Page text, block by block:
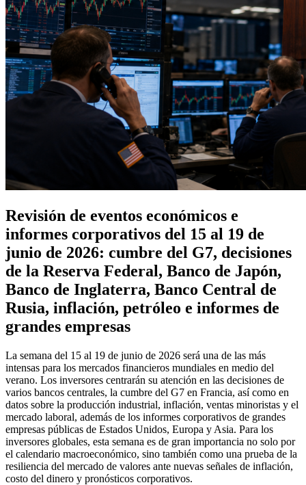
Revisión de eventos económicos e
informes corporativos del 15 al 19 de
junio de 2026: cumbre del G7, decisiones
de la Reserva Federal, Banco de Japón,
Banco de Inglaterra, Banco Central de
Rusia, inflación, petróleo e informes de
grandes empresas
La semana del 15 al 19 de junio de 2026 será una de las más
intensas para los mercados financieros mundiales en medio del
verano. Los inversores centrarán su atención en las decisiones de
varios bancos centrales, la cumbre del G7 en Francia, así como en
datos sobre la producción industrial, inflación, ventas minoristas y el
mercado laboral, además de los informes corporativos de grandes
empresas públicas de Estados Unidos, Europa y Asia. Para los
inversores globales, esta semana es de gran importancia no solo por
el calendario macroeconómico, sino también como una prueba de la
resiliencia del mercado de valores ante nuevas señales de inflación,
costo del dinero y pronósticos corporativos.